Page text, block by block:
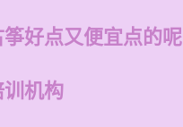
好点又便宜点的呢
机构